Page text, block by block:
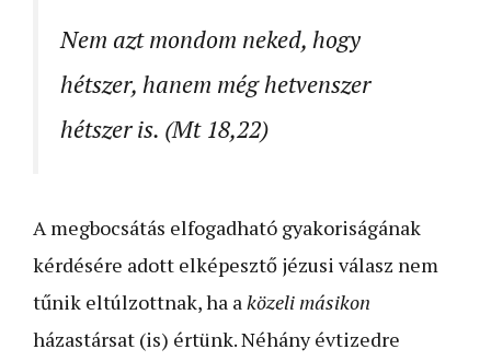
Nem azt mondom neked, hogy
hétszer, hanem még hetvenszer
hétszer is. (Mt 18,22)
A megbocsátás elfogadható gyakoriságának
kérdésére adott elképesztő jézusi válasz nem
tűnik eltúlzottnak, ha aközeli másikon
házastársat (is) értünk. Néhány évtizedre